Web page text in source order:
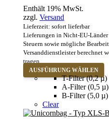
bis
Enthält 19% MwSt.
zzgl. Versand
Lieferzeit: sofort lieferbar
Lieferungen in Nicht-EU-
Steuern sowie mögliche
Versanddienstleister berechnet
tragen.
AUSFÜHRUNG WÄHLEN
T-Filter (0,2 µ)
A-Filter (0,5 µ)
B-Filter (5,0 µ)
Clear